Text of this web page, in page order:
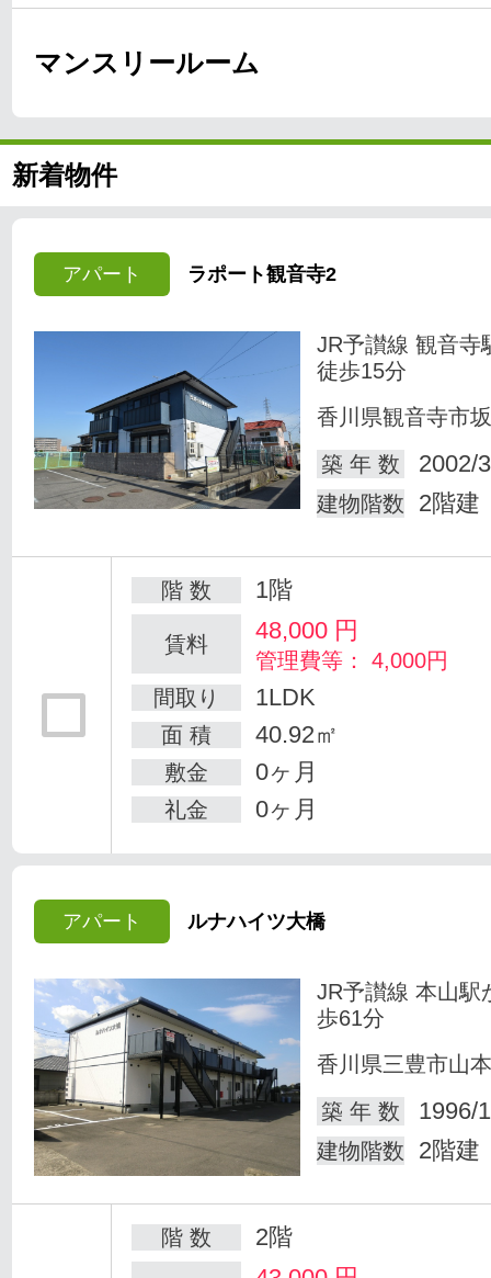
マンスリールーム
新着物件
アパート ラポート観音寺2
JR予讃線 観音寺
徒歩15分
香川県観音寺市
築 年 数
2002/
建物階数 2階建
階 数 1階
賃料 48,000 円
管理費等： 4,000円
間取り
1LDK
面 積 40.92㎡
敷金 0ヶ月
礼金 0ヶ月
アパート ルナハイツ大橋
JR予讃線 本山駅
歩61分
香川県三豊市山
築 年 数
1996/
建物階数 2階建
階 数 2階